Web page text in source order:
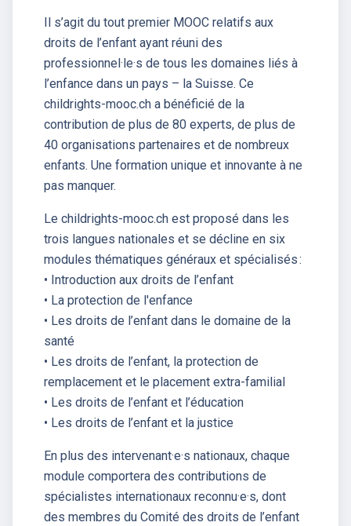
Il s’agit du tout premier MOOC relatifs aux
droits de l’enfant ayant réuni des
professionnel·le·s de tous les domaines liés à
l’enfance dans un pays – la Suisse. Ce
childrights-mooc.ch a bénéficié de la
contribution de plus de 80 experts, de plus de
40 organisations partenaires et de nombreux
enfants. Une formation unique et innovante à ne
pas manquer.
Le childrights-mooc.ch est proposé dans les
trois langues nationales et se décline en six
modules thématiques généraux et spécialisés :
• Introduction aux droits de l’enfant
• La protection de l'enfance
• Les droits de l’enfant dans le domaine de la
santé
• Les droits de l’enfant, la protection de
remplacement et le placement extra-familial
• Les droits de l’enfant et l’éducation
• Les droits de l’enfant et la justice
En plus des intervenant·e·s nationaux, chaque
module comportera des contributions de
spécialistes internationaux reconnu·e·s, dont
des membres du Comité des droits de l’enfant